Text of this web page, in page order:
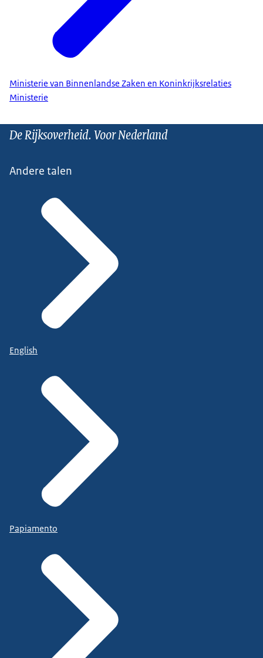
Ministerie van Binnenlandse Zaken en Koninkrijksrelaties
Ministerie
De Rijksoverheid. Voor Nederland
Andere talen
English
Papiamento